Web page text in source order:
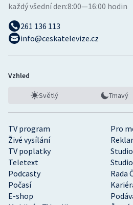
TV program
Pro
Živé vysílání
TV poplatky
Teletext
Podcasty
Rada
Počasí
E-shop
každý všední den:8:00—16:00 hodin
261 136 113
info@ceskatelevize.cz
Vzhled
Světlý Tmavý